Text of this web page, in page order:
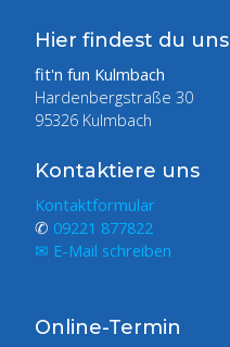
Hier findest du uns
fit'n fun Kulmbach
Hardenbergstraße 30
95326 Kulmbach
Kontaktiere uns
Kontaktformular
✆ 09221 877822
✉ E-Mail schreiben
Online-Termin